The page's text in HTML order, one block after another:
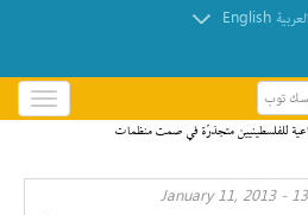
العربیة English
توب
باز
و
کردن
للفلسطينيين متجذرّة في صمت منظمات
13:44 -